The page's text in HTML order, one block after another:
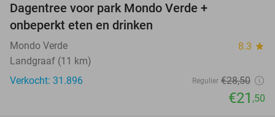
Dagentree voor park Mondo Verde +
onbeperkt eten en drinken
Mondo Verde 8.3 star
Landgraaf (11 km)
Verkocht: 31.896
Regulier €28,50
€21 ,50